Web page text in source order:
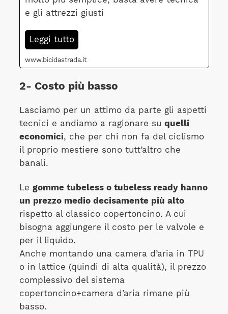
e gli attrezzi giusti
Leggi tutto
www.bicidastrada.it
2- Costo più basso
Lasciamo per un attimo da parte gli aspetti
tecnici e andiamo a ragionare su quelli
economici, che per chi non fa del ciclismo
il proprio mestiere sono tutt’altro che
banali.
Le gomme tubeless o tubeless ready hanno
un prezzo medio decisamente più alto
rispetto al classico copertoncino. A cui
bisogna aggiungere il costo per le valvole e
per il liquido.
Anche montando una camera d’aria in TPU
o in lattice (quindi di alta qualità), il prezzo
complessivo del sistema
copertoncino+camera d’aria rimane più
basso.